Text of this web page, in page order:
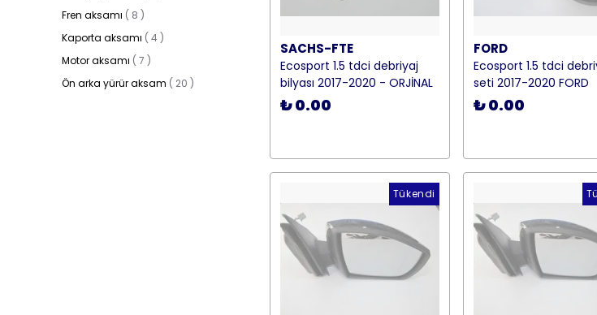
Fren aksamı ( 8 )
Kaporta aksamı ( 4 )
Motor aksamı ( 7 )
Ön arka yürür aksam ( 20 )
SACHS-FTE
Ecosport 1.5 tdci debriyaj
bilyası 2017-2020 - ORJİNAL
₺ 0.00
FORD
Ecosport 1.5 tdci
seti 2017-2020 FORD
₺ 0.00
Tükendi